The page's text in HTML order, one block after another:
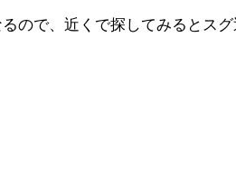
ので、近くで探してみるとス